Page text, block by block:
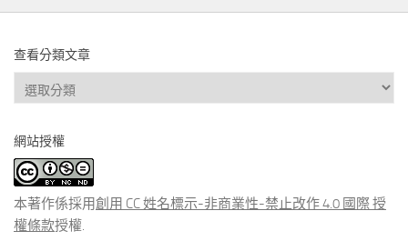
查看分類文章
查
看
類
文
章
網站授權
本著作係採用創用 CC 姓名標示-非商業性-禁止改作 4.0 國際 授
權條款授權.